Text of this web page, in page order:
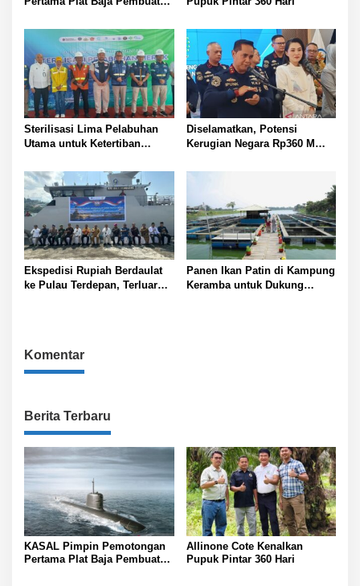
Sterilisasi Lima Pelabuhan
Utama untuk Ketertiban
Diselamatkan, Potensi
Kerugian Negara Rp360 M
Ekspedisi Rupiah Berdaulat
ke Pulau Terdepan, Terluar
Panen Ikan Patin di Kampung
Keramba untuk Dukung
Komentar
Berita Terbaru
KASAL Pimpin Pemotongan
Pertama Plat Baja Pembuatan
Allinone Cote Kenalkan
Pupuk Pintar 360 Hari